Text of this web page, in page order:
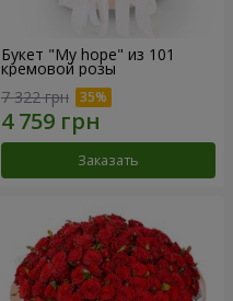
Букет "My hope" из 101
кремовой розы
7 322 грн
Заказать